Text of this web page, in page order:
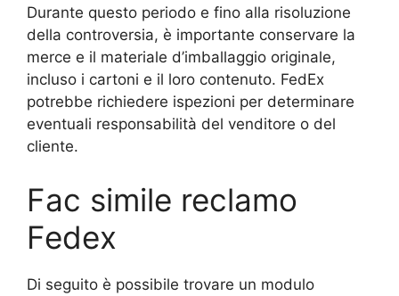
Durante questo periodo e fino alla risoluzione
della controversia, è importante conservare la
merce e il materiale d’imballaggio originale,
incluso i cartoni e il loro contenuto. FedEx
potrebbe richiedere ispezioni per determinare
eventuali responsabilità del venditore o del
cliente.
Fac simile reclamo
Fedex
Di seguito è possibile trovare un modulo